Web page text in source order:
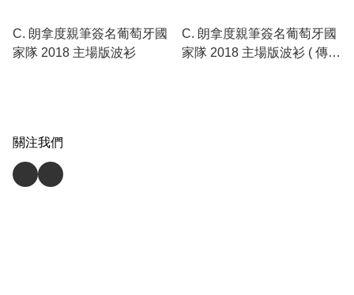
C. 朗拿度親筆簽名葡萄牙國
家隊 2018 主場版波衫
C. 朗拿度親筆簽名葡萄牙國
家隊 2018 主場版波衫 ( 傳奇
關注我們